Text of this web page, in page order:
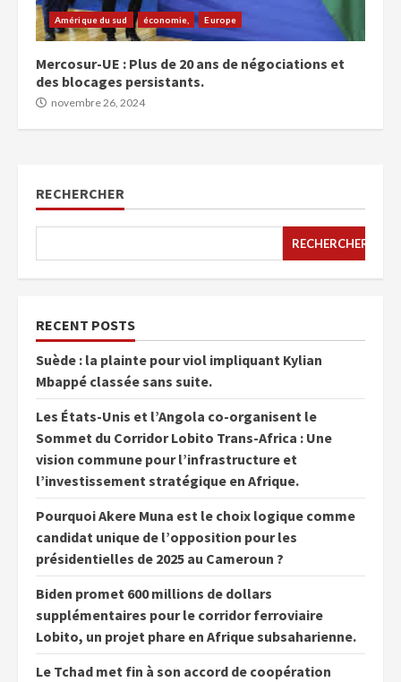
Amérique du sud économie, Europe
Mercosur-UE : Plus de 20 ans de négociations et
des blocages persistants.
novembre 26, 2024
RECHERCHER
RECHERCHER
RECENT POSTS
Suède : la plainte pour viol impliquant Kylian
Mbappé classée sans suite.
Les États-Unis et l’Angola co-organisent le
Sommet du Corridor Lobito Trans-Africa : Une
vision commune pour l’infrastructure et
l’investissement stratégique en Afrique.
Pourquoi Akere Muna est le choix logique comme
candidat unique de l’opposition pour les
présidentielles de 2025 au Cameroun ?
Biden promet 600 millions de dollars
supplémentaires pour le corridor ferroviaire
Lobito, un projet phare en Afrique subsaharienne.
Le Tchad met fin à son accord de coopération